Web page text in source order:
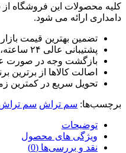
کلیه محصولات این فروشگاه
دامداری ارائه می شود.
تضمین بهترین قیمت بازار
پشتیبانی عالی ۲۴ ساعته، ۷ روز هفته
بازگشت وجه در صورت
اصالت کالاها از برترین
تحویل سریع در کمترین
برچسب‌ها: سم تراش سم تراش
توضیحات
ویژگی های محصول
نقد و بررسی‌ها (0)